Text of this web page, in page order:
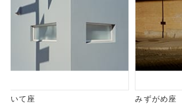
いて座 みずがめ座